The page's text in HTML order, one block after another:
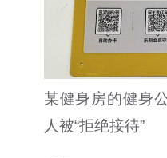
某健身房的健身
人被“拒绝接待”